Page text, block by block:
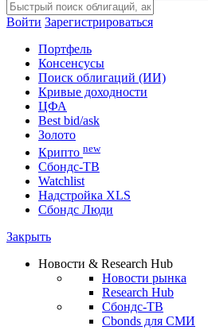
Войти Зарегистрироваться
Портфель
Консенсусы
Поиск облигаций (ИИ)
Кривые доходности
ЦФА
Best bid/ask
Золото
Крипто new
Сбондс-ТВ
Watchlist
Надстройка XLS
Сбондс Люди
Закрыть
Новости & Research Hub
Новости рынка
Research Hub
Сбондс-ТВ
Cbonds для СМИ